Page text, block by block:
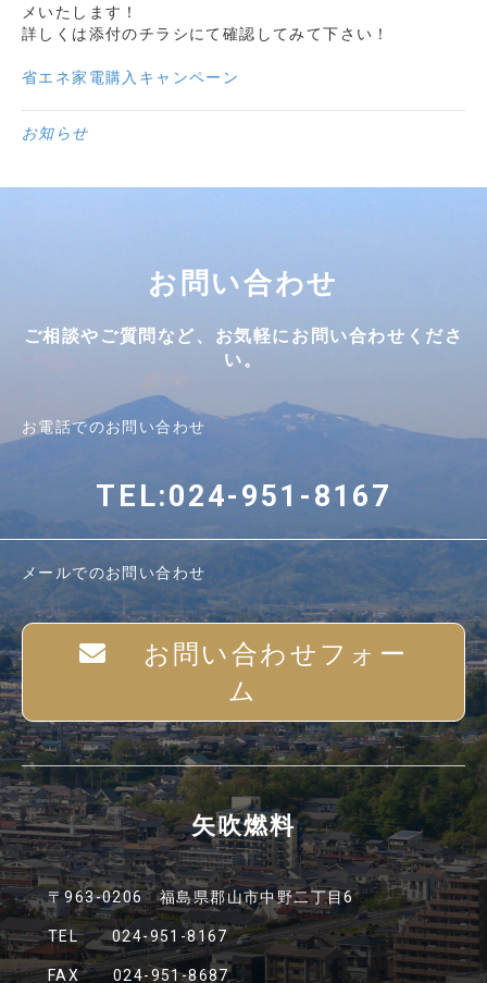
メいたします！
詳しくは添付のチラシにて確認してみて下さい！
省エネ家電購入キャンペーン
お知らせ
お問い合わせ
ご相談やご質問など、お気軽にお問い合わせくださ
い。
お電話でのお問い合わせ
TEL:024-951-8167
メールでのお問い合わせ
お問い合わせフォー
ム
矢吹燃料
〒963-0206 福島県郡山市中野二丁目6
TEL 024-951-8167
FAX 024-951-8687